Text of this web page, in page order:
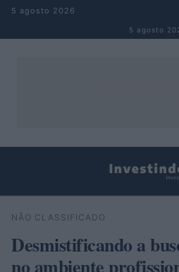
Pular para o conteúdo
5 agosto 2026
5 agosto
Buscar
NÃO CLASSIFICADO
Desmistificando a
no ambiente